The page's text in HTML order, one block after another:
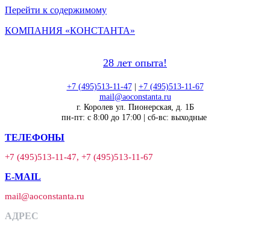
Перейти к содержимому
КОМПАНИЯ «КОНСТАНТА»
28 лет опыта!
+7 (495)513-11-47| +7 (495)513-11-67
mail@aoconstanta.ru
г. Королев ул. Пионерская, д. 1Б
пн-пт: с 8:00 до 17:00 | сб-вс: выходные
ТЕЛЕФОНЫ
+7 (495)513-11-47, +7 (495)513-11-67
E-MAIL
mail@aoconstanta.ru
АДРЕС